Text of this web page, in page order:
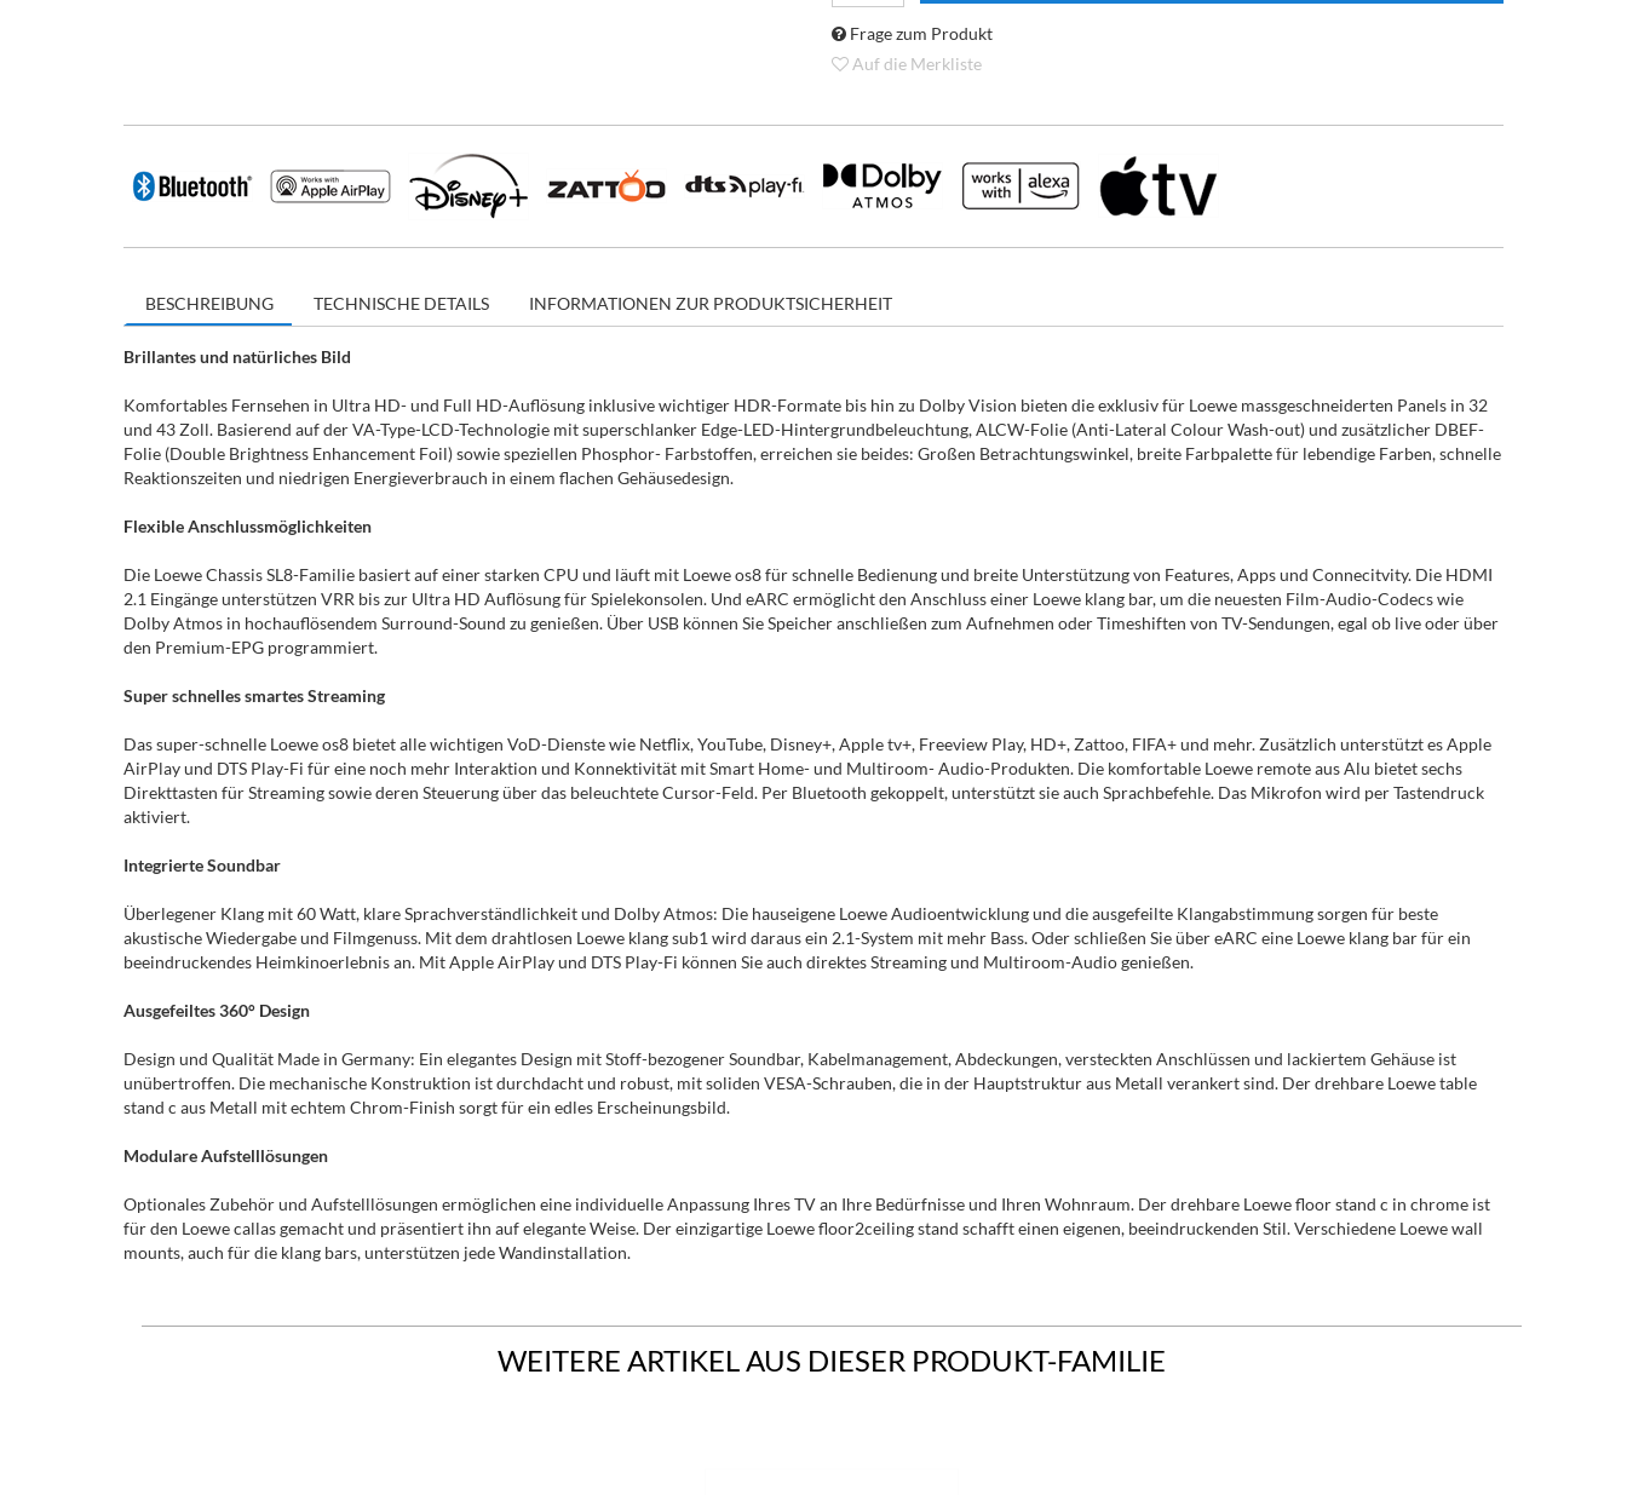
Frage zum Produkt
Auf die Merkliste
BESCHREIBUNG TECHNISCHE DETAILS INFORMATIONEN ZUR PRODUKTSICHERHEIT
Brillantes und natürliches Bild
Komfortables Fernsehen in Ultra HD- und Full HD-Auflösung inklusive wichtiger HDR-Formate bis hin zu Dolby Vision bieten die exklusiv für Loewe massgeschneiderten Panels in 32
und 43 Zoll. Basierend auf der VA-Type-LCD-Technologie mit superschlanker Edge-LED-Hintergrundbeleuchtung, ALCW-Folie (Anti-Lateral Colour Wash-out) und zusätzlicher DBEF-
Folie (Double Brightness Enhancement Foil) sowie speziellen Phosphor- Farbstoffen, erreichen sie beides: Großen Betrachtungswinkel, breite Farbpalette für lebendige Farben, schnelle
Reaktionszeiten und niedrigen Energieverbrauch in einem flachen Gehäusedesign.
Flexible Anschlussmöglichkeiten
Die Loewe Chassis SL8-Familie basiert auf einer starken CPU und läuft mit Loewe os8 für schnelle Bedienung und breite Unterstützung von Features, Apps und Connecitvity. Die HDMI
2.1 Eingänge unterstützen VRR bis zur Ultra HD Auflösung für Spielekonsolen. Und eARC ermöglicht den Anschluss einer Loewe klang bar, um die neuesten Film-Audio-Codecs wie
Dolby Atmos in hochauflösendem Surround-Sound zu genießen. Über USB können Sie Speicher anschließen zum Aufnehmen oder Timeshiften von TV-Sendungen, egal ob live oder über
den Premium-EPG programmiert.
Super schnelles smartes Streaming
Das super-schnelle Loewe os8 bietet alle wichtigen VoD-Dienste wie Netflix, YouTube, Disney+, Apple tv+, Freeview Play, HD+, Zattoo, FIFA+ und mehr. Zusätzlich unterstützt es Apple
AirPlay und DTS Play-Fi für eine noch mehr Interaktion und Konnektivität mit Smart Home- und Multiroom- Audio-Produkten. Die komfortable Loewe remote aus Alu bietet sechs
Direkttasten für Streaming sowie deren Steuerung über das beleuchtete Cursor-Feld. Per Bluetooth gekoppelt, unterstützt sie auch Sprachbefehle. Das Mikrofon wird per Tastendruck
aktiviert.
Integrierte Soundbar
Überlegener Klang mit 60 Watt, klare Sprachverständlichkeit und Dolby Atmos: Die hauseigene Loewe Audioentwicklung und die ausgefeilte Klangabstimmung sorgen für beste
akustische Wiedergabe und Filmgenuss. Mit dem drahtlosen Loewe klang sub1 wird daraus ein 2.1-System mit mehr Bass. Oder schließen Sie über eARC eine Loewe klang bar für ein
beeindruckendes Heimkinoerlebnis an. Mit Apple AirPlay und DTS Play-Fi können Sie auch direktes Streaming und Multiroom-Audio genießen.
Ausgefeiltes 360° Design
Design und Qualität Made in Germany: Ein elegantes Design mit Stoff-bezogener Soundbar, Kabelmanagement, Abdeckungen, versteckten Anschlüssen und lackiertem Gehäuse ist
unübertroffen. Die mechanische Konstruktion ist durchdacht und robust, mit soliden VESA-Schrauben, die in der Hauptstruktur aus Metall verankert sind. Der drehbare Loewe table
stand c aus Metall mit echtem Chrom-Finish sorgt für ein edles Erscheinungsbild.
Modulare Aufstelllösungen
Optionales Zubehör und Aufstelllösungen ermöglichen eine individuelle Anpassung Ihres TV an Ihre Bedürfnisse und Ihren Wohnraum. Der drehbare Loewe floor stand c in chrome ist
für den Loewe callas gemacht und präsentiert ihn auf elegante Weise. Der einzigartige Loewe floor2ceiling stand schafft einen eigenen, beeindruckenden Stil. Verschiedene Loewe wall
mounts, auch für die klang bars, unterstützen jede Wandinstallation.
WEITERE ARTIKEL AUS DIESER PRODUKT-FAMILIE